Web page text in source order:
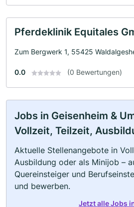
Pferdeklinik Equitales
Zum Bergwerk 1, 55425
0.0 (0 Bewertungen)
Jobs in Geisenheim &
Vollzeit, Teilzeit,
Aktuelle Stellenangebote in
Ausbildung oder als Minijob –
Quereinsteiger und
und bewerben.
Jetzt alle Jobs